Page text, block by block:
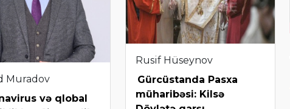
Muradov
və qlobal
Rusif Hüseynov
Gürcüstanda Pasxa
müharibəsi: Kilsə